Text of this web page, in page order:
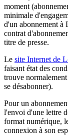
moment
minimale
d'un abonnement à
contrat
titre de presse.
Le site Internet de
faisant état des
trouve
se désabonner).
Pour un
l'envoi d'une lettre
format numérique,
connexion à son